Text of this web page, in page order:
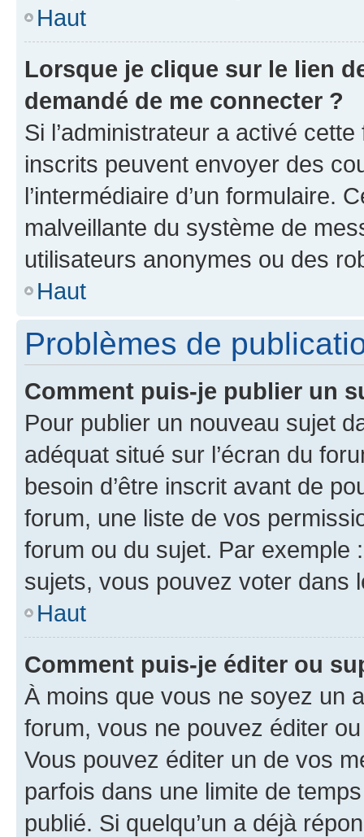
Haut
Lorsque je clique sur le lien
demandé de me connecter ?
Si l’administrateur a activé
inscrits peuvent envoyer des
l’intermédiaire d’un formulaire.
malveillante du système de
utilisateurs anonymes ou des
Haut
Problèmes de
Comment puis-je publier un
Pour publier un nouveau sujet
adéquat situé sur l’écran du
besoin d’être inscrit avant de
forum, une liste de vos
forum ou du sujet. Par exemple
sujets, vous pouvez voter dans
Haut
Comment puis-je éditer ou
À moins que vous ne soyez un
forum, vous ne pouvez éditer
Vous pouvez éditer un de vos
parfois dans une limite de
publié. Si quelqu’un a déjà